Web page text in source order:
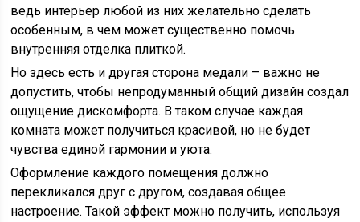
ведь интерьер любой из них желательно сделать
особенным, в чем может существенно помочь
внутренняя отделка плиткой.
Но здесь есть и другая сторона медали – важно не
допустить, чтобы непродуманный общий дизайн создал
ощущение дискомфорта. В таком случае каждая
комната может получиться красивой, но не будет
чувства единой гармонии и уюта.
Оформление каждого помещения должно
перекликался друг с другом, создавая общее
настроение. Такой эффект можно получить, используя